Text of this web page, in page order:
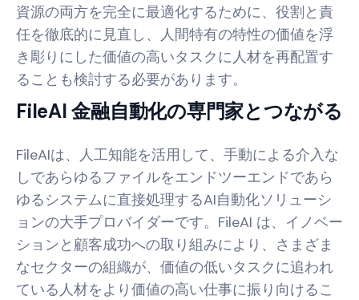
資源の両方を完全に最適化するために、役割と責
任を徹底的に見直し、人間特有の特性の価値を浮
き彫りにした価値の高いタスクに人材を再配置す
ることも検討する必要があります。
FileAI 金融自動化の専門家とつながる
FileAIは、人工知能を活用して、手動による介入な
しであらゆるファイルをエンドツーエンドであら
ゆるシステムに直接処理するAI自動化ソリューシ
ョンの大手プロバイダーです。FileAI は、イノベー
ションと顧客成功への取り組みにより、さまざま
なセクターの組織が、価値の低いタスクに追われ
ている人材をより価値の高い仕事に振り向けるこ